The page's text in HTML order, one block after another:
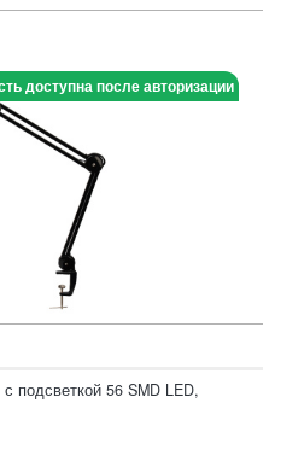
доступна после авторизации
подсветкой 56 SMD LED,